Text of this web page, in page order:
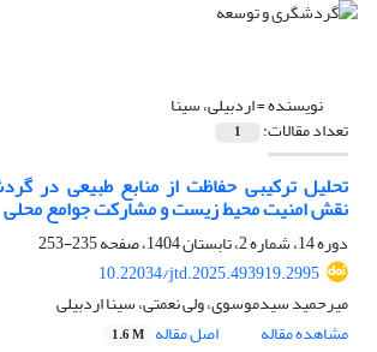
نویسنده =اردبیلی، سینا
تعداد مقالات: 1
تحلیل ترکیبی حفاظت از منابع طبیعی در
نقش امنیت محیط زیست و مشارکت جوامع محلی
دوره 14، شماره 2، تابستان 1404، صفحه
235-253
10.22034/jtd.2025.493919.2995
میرحمید سیدموسوی، ولی نعمتی، سینا اردبیلی
مشاهده مقاله
اصل مقاله 1.6 M